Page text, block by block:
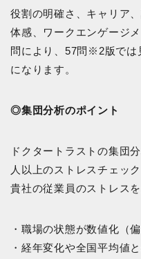
役割の明確さ、キャリア
体感、ワークエンゲージ
問により、57問※2版では
になります。
◎集団分析のポイント
ドクタートラストの集団
人以上のストレスチェッ
貴社の従業員のストレスを
・職場の状態が数値化（
・経年変化や全国平均値